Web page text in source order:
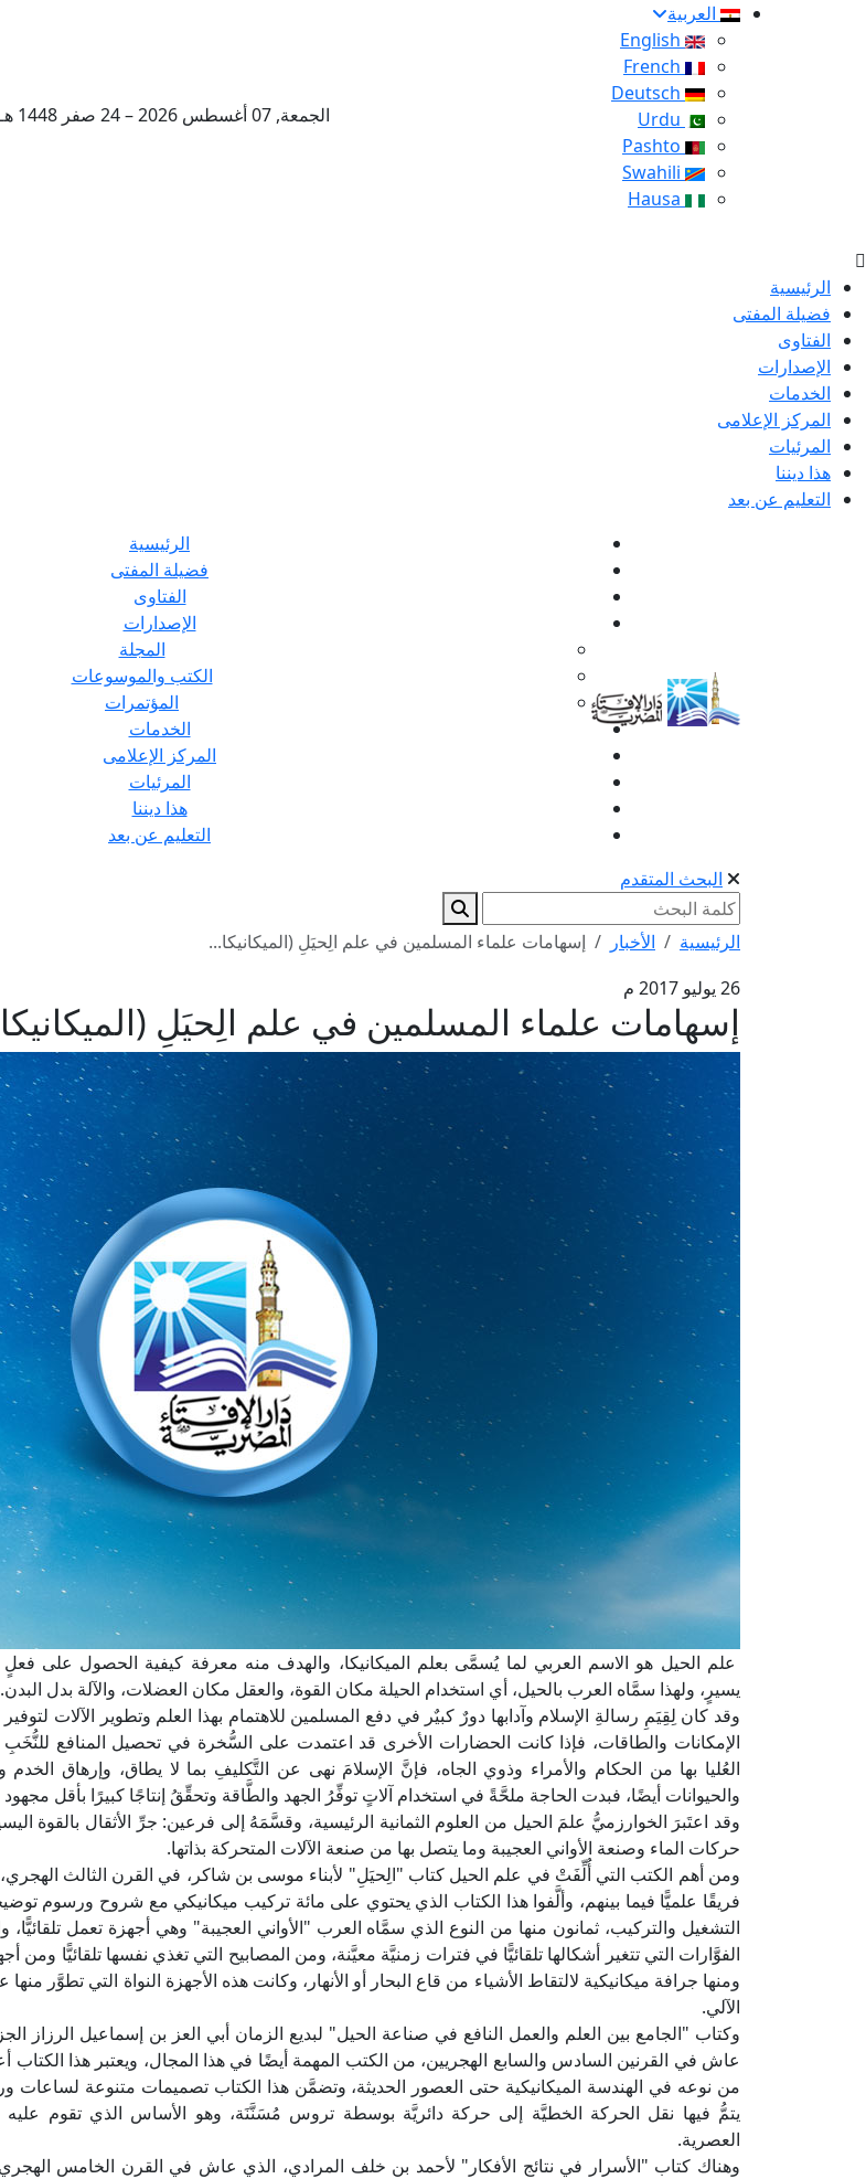
العربية
الجمعة, 07 أغسطس 2026 – 24 صفر 1448 هـ
الرئيسية
فضيلة المفتى
الفتاوى
الإصدارات
الخدمات
المركز الإعلامى
المرئيات
هذا ديننا
التعليم عن بعد
الرئيسية
فضيلة المفتى
الفتاوى
الإصدارات
المجلة
الكتب والموسوعات
المؤتمرات
الخدمات
المركز الإعلامى
المرئيات
هذا ديننا
التعليم عن بعد
البحث المتقدم
الرئيسية الأخبار
إسهامات علماء المسلمين في علم الِحيَلِ (الميكانيكا...
26 يوليو 2017 م
إسهامات علماء المسلمين في علم الِحيَلِ
علم الحيل هو الاسم العربي لما يُسمَّى بعلم الميكانيكا، والهدف منه معرفة كيفية الحصول على فعلٍ
يسيرٍ، ولهذا سمَّاه العرب بالحيل، أي استخدام الحيلة مكان القوة، والعقل مكان العضلات، والآلة بدل البدن.
وقد كان لِقِيَمِ رسالةِ الإسلام وآدابها دورٌ كبيٌر في دفع المسلمين للاهتمام بهذا العلم وتطوير الآلات
الإمكانات والطاقات، فإذا كانت الحضارات الأخرى قد اعتمدت على السُّخرة في تحصيل المنافع
العُليا بها من الحكام والأمراء وذوي الجاه، فإنَّ الإسلامَ نهى عن التَّكليفِ بما لا يطاق، وإرهاق الخدم
والحيوانات أيضًا، فبدت الحاجة ملحَّةً في استخدام آلاتٍ توفِّرُ الجهد والطَّاقة وتحقِّقُ إنتاجًا كبيرًا بأقل
وقد اعتَبرَ الخوارزميُّ علمَ الحيل من العلوم الثمانية الرئيسية، وقسَّمَهُ إلى فرعين: جرِّ الأثقال بالقوة
حركات الماء وصنعة الأواني العجيبة وما يتصل بها من صنعة الآلات المتحركة بذاتها.
ومن أهم الكتب التي أُلِّفَتْ في علم الحيل كتاب "الِحيَلِ" لأبناء موسى بن شاكر، في القرن الثالث الهجري،
فريقًا علميًّا فيما بينهم، وألَّفوا هذا الكتاب الذي يحتوي على مائة تركيب ميكانيكي مع شروح ورسوم
التشغيل والتركيب، ثمانون منها من النوع الذي سمَّاه العرب "الأواني العجيبة" وهي أجهزة تعمل تلقائيًّا،
الفوَّارات التي تتغير أشكالها تلقائيًّا في فترات زمنيَّة معيَّنة، ومن المصابيح التي تغذي نفسها تلقائيًّا ومن
ومنها جرافة ميكانيكية لالتقاط الأشياء من قاع البحار أو الأنهار، وكانت هذه الأجهزة النواة التي تطوَّر منها
الآلي.
وكتاب "الجامع بين العلم والعمل النافع في صناعة الحيل" لبديع الزمان أبي العز بن إسماعيل الرزاز
عاش في القرنين السادس والسابع الهجريين، من الكتب المهمة أيضًا في هذا المجال، ويعتبر هذا الكتاب
من نوعه في الهندسة الميكانيكية حتى العصور الحديثة، وتضمَّن هذا الكتاب تصميمات متنوعة لساعات
يتمُّ فيها نقل الحركة الخطيَّة إلى حركة دائريَّة بوسطة تروس مُسَنَّنَة، وهو الأساس الذي تقوم عليه
العصرية.
وهناك كتاب "الأسرار في نتائج الأفكار" لأحمد بن خلف المرادي، الذي عاش في القرن الخامس